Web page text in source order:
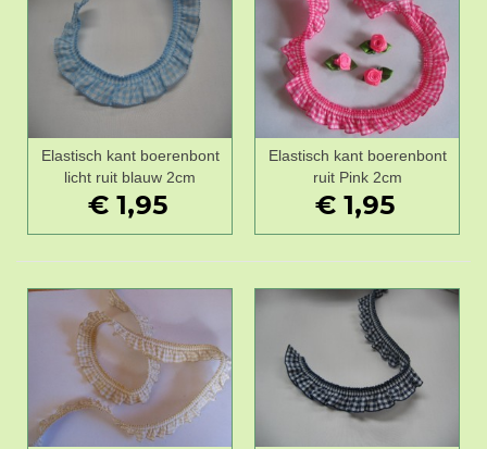
Elastisch kant boerenbont
licht ruit blauw 2cm
€ 1,95
Elastisch kant boerenbont
ruit Pink 2cm
€ 1,95